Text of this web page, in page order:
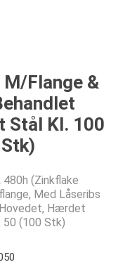
Flange &
Stål Kl. 100
(Zinkflake
Med Låseribs
Hovedet, Hærdet
50 (100 Stk)